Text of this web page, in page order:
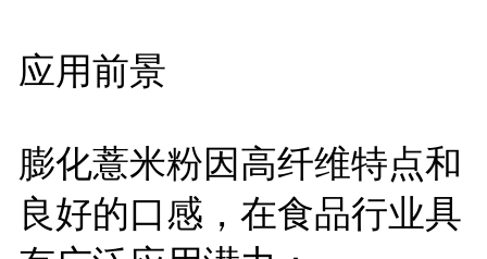
应用前景
膨化薏米粉因高纤维特点和
良好的口感，在食品行业具